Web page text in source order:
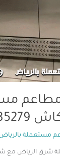
مستعملة بالرياض
الرياض مع